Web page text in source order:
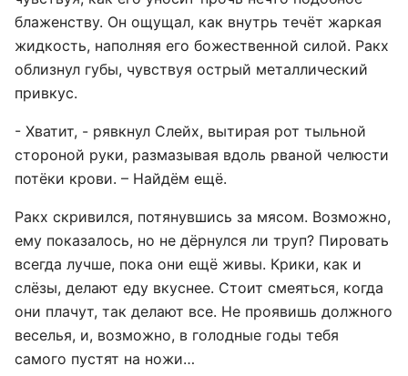
блаженству. Он ощущал, как внутрь течёт жаркая
жидкость, наполняя его божественной силой. Ракх
облизнул губы, чувствуя острый металлический
привкус.
- Хватит, - рявкнул Слейх, вытирая рот тыльной
стороной руки, размазывая вдоль рваной челюсти
потёки крови. – Найдём ещё.
Ракх скривился, потянувшись за мясом. Возможно,
ему показалось, но не дёрнулся ли труп? Пировать
всегда лучше, пока они ещё живы. Крики, как и
слёзы, делают еду вкуснее. Стоит смеяться, когда
они плачут, так делают все. Не проявишь должного
веселья, и, возможно, в голодные годы тебя
самого пустят на ножи…